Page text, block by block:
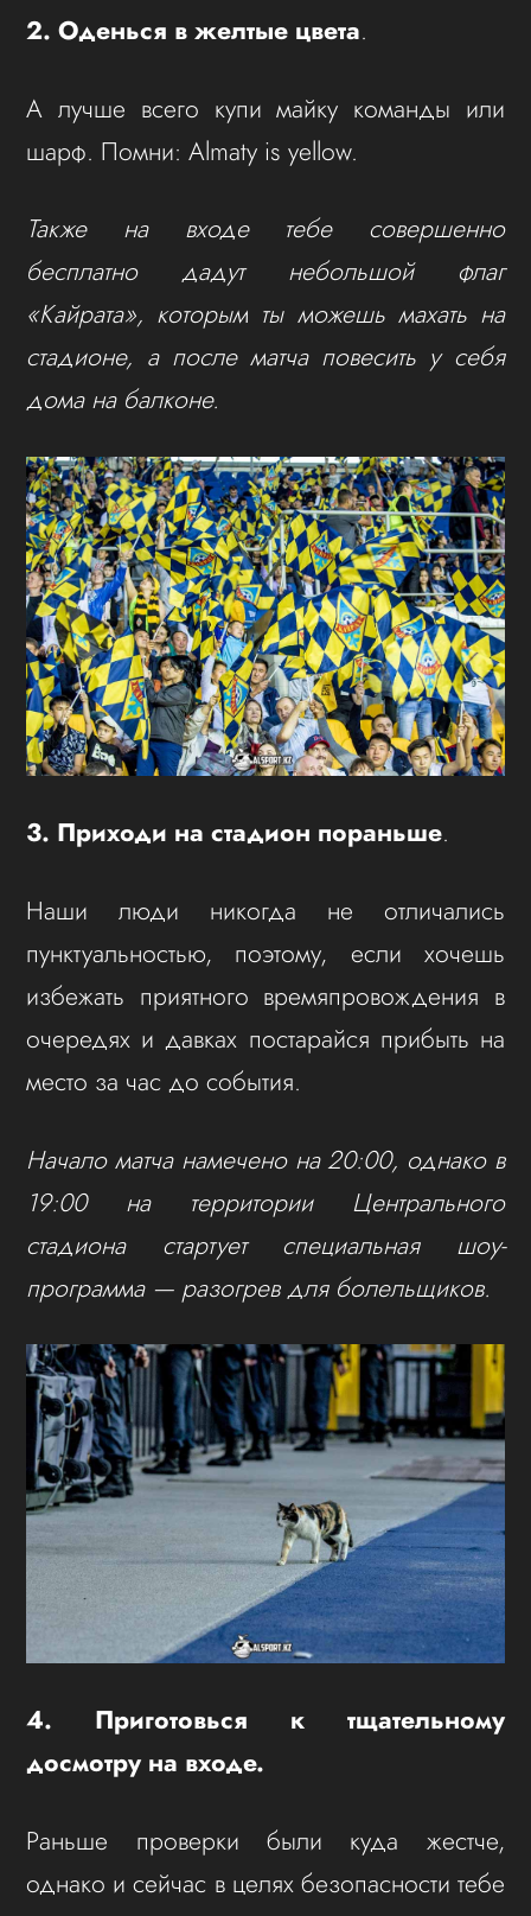
2. Оденься в желтые цвета.
А лучше всего купи майку команды или
шарф. Помни: Almaty is yellow.
Также на входе тебе совершенно
бесплатно дадут небольшой флаг
«Кайрата», которым ты можешь махать на
стадионе, а после матча повесить у себя
дома на балконе.
3. Приходи на стадион пораньше.
Наши люди никогда не отличались
пунктуальностью, поэтому, если хочешь
избежать приятного времяпровождения в
очередях и давках постарайся прибыть на
место за час до события.
Начало матча намечено на 20:00, однако в
19:00 на территории Центрального
стадиона стартует специальная шоу-
программа — разогрев для болельщиков.
4. Приготовься к тщательному
досмотру на входе.
Раньше проверки были куда жестче,
однако и сейчас в целях безопасности тебе